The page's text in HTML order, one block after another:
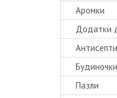
Аромки
Додатки
Пазли